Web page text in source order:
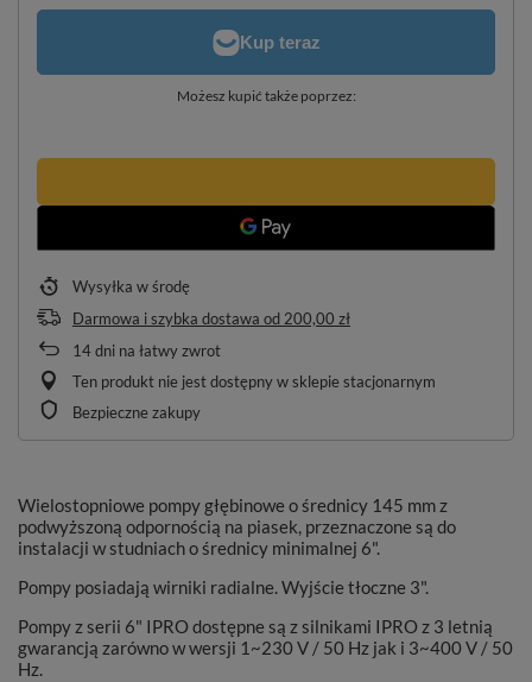
Możesz kupić także poprzez:
Wysyłka w środę
Darmowa i szybka dostawa od 200,00 zł
14dni na łatwy zwrot
Ten produkt nie jest dostępny w sklepie stacjonarnym
Bezpieczne zakupy
Wielostopniowe pompy głębinowe o średnicy 145 mm z
podwyższoną odpornością na piasek, przeznaczone są do
instalacji w studniach o średnicy minimalnej 6".
Pompy posiadają wirniki radialne. Wyjście tłoczne 3".
Pompy z serii 6" IPRO dostępne są z silnikami IPRO z 3 letnią
gwarancją zarówno w wersji 1~230 V / 50 Hz jak i 3~400 V / 50
Hz.